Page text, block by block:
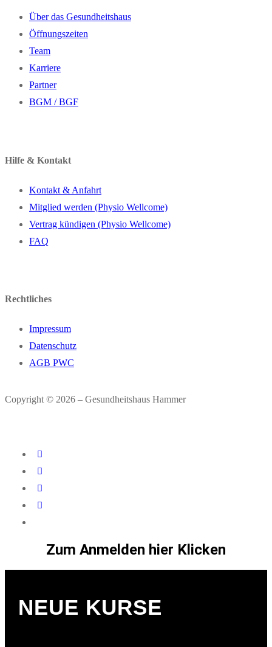
Über das Gesundheitshaus
Öffnungszeiten
Team
Karriere
Partner
BGM / BGF
Hilfe & Kontakt
Kontakt & Anfahrt
Mitglied werden (Physio Wellcome)
Vertrag kündigen (Physio Wellcome)
FAQ
Rechtliches
Impressum
Datenschutz
AGB PWC
Copyright © 2026 – Gesundheitshaus Hammer
Zum Anmelden hier Klicken
NEUE KURSE